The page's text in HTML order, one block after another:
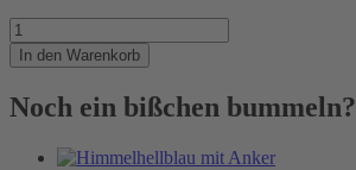
Einfach
mal
gegen
Strom
Menge
In den Warenkorb
Noch ein bißchen bummeln?